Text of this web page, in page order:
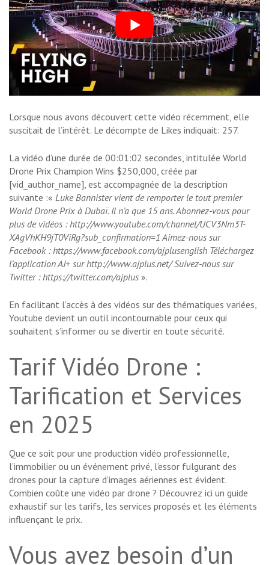
Lorsque nous avons découvert cette vidéo récemment, elle
suscitait de l’intérêt. Le décompte de Likes indiquait: 257.
La vidéo d’une durée de 00:01:02 secondes, intitulée World
Drone Prix Champion Wins $250,000, créée par
[vid_author_name], est accompagnée de la description
suivante :« Luke Bannister vient de remporter le tout premier
World Drone Prix à Dubaï. Il n’a que 15 ans. Abonnez-vous pour
plus de vidéos : http://www.youtube.com/channel/UCV3Nm3T-
XAgVhKH9jT0ViRg?sub_confirmation=1 Aimez-nous sur
Facebook : https://www.facebook.com/ajplusenglish Téléchargez
l’application AJ+ sur http://www.ajplus.net/ Suivez-nous sur
Twitter : https://twitter.com/ajplus ».
En facilitant l’accès à des vidéos sur des thématiques variées,
Youtube devient un outil incontournable pour ceux qui
souhaitent s’informer ou se divertir en toute sécurité.
Tarif Vidéo Drone :
Tarification et Services
en 2025
Que ce soit pour une production vidéo professionnelle,
l’immobilier ou un événement privé, l’essor fulgurant des
drones pour la capture d’images aériennes est évident.
Combien coûte une vidéo par drone ? Découvrez ici un guide
exhaustif sur les tarifs, les services proposés et les éléments
influençant le prix.
Vous avez besoin d’un